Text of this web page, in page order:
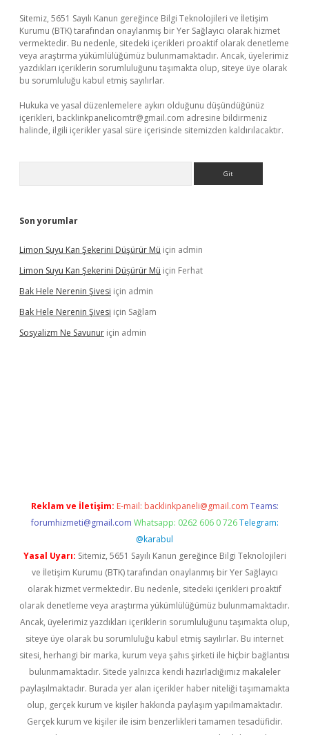
Sitemiz, 5651 Sayılı Kanun gereğince Bilgi Teknolojileri ve İletişim
Kurumu (BTK) tarafından onaylanmış bir Yer Sağlayıcı olarak hizmet
vermektedir. Bu nedenle, sitedeki içerikleri proaktif olarak denetleme
veya araştırma yükümlülüğümüz bulunmamaktadır. Ancak, üyelerimiz
yazdıkları içeriklerin sorumluluğunu taşımakta olup, siteye üye olarak
bu sorumluluğu kabul etmiş sayılırlar.
Hukuka ve yasal düzenlemelere aykırı olduğunu düşündüğünüz
içerikleri, backlinkpanelicomtr@gmail.com adresine bildirmeniz
halinde, ilgili içerikler yasal süre içerisinde sitemizden kaldırılacaktır.
Son yorumlar
Limon Suyu Kan Şekerini Düşürür Mü için admin
Limon Suyu Kan Şekerini Düşürür Mü için Ferhat
Bak Hele Nerenin Şivesi için admin
Bak Hele Nerenin Şivesi için Sağlam
Sosyalizm Ne Savunur için admin
Reklam ve İletişim: E-mail: backlinkpaneli@gmail.com Teams:
forumhizmeti@gmail.com Whatsapp: 0262 606 0 726 Telegram:
@karabul
Yasal Uyarı: Sitemiz, 5651 Sayılı Kanun gereğince Bilgi Teknolojileri
ve İletişim Kurumu (BTK) tarafından onaylanmış bir Yer Sağlayıcı
olarak hizmet vermektedir. Bu nedenle, sitedeki içerikleri proaktif
olarak denetleme veya araştırma yükümlülüğümüz bulunmamaktadır.
Ancak, üyelerimiz yazdıkları içeriklerin sorumluluğunu taşımakta olup,
siteye üye olarak bu sorumluluğu kabul etmiş sayılırlar. Bu internet
sitesi, herhangi bir marka, kurum veya şahıs şirketi ile hiçbir bağlantısı
bulunmamaktadır. Sitede yalnızca kendi hazırladığımız makaleler
paylaşılmaktadır. Burada yer alan içerikler haber niteliği taşımamakta
olup, gerçek kurum ve kişiler hakkında paylaşım yapılmamaktadır.
Gerçek kurum ve kişiler ile isim benzerlikleri tamamen tesadüfidir.